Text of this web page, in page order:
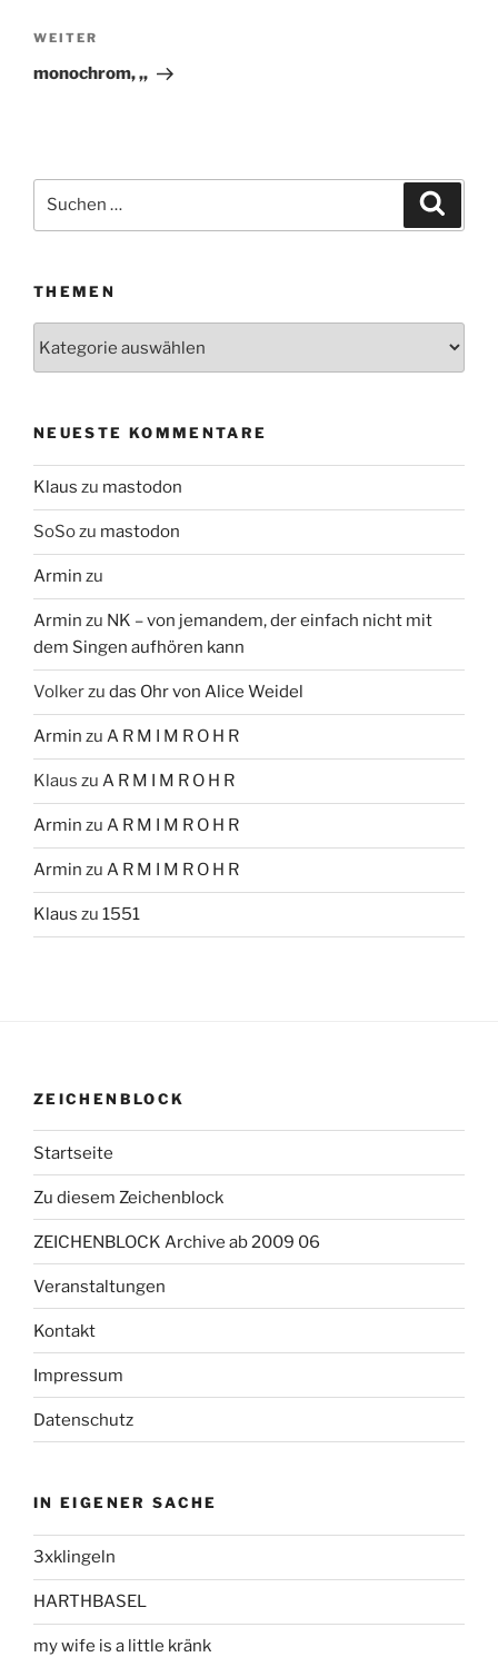
Nächster
Beitrag
WEITER
monochrom, ,,
Suchen
THEMEN
NEUESTE KOMMENTARE
Klaus zu mastodon
SoSozu mastodon
Armin zu
Armin zu NK – von jemandem, der einfach nicht mit
dem Singen aufhören kann
Volkerzu das Ohr von Alice Weidel
Armin zu A R M I M R O H R
Klaus zu A R M I M R O H R
Armin zu A R M I M R O H R
Armin zu A R M I M R O H R
Klaus zu 1551
ZEICHENBLOCK
Startseite
Zu diesem Zeichenblock
ZEICHENBLOCK Archive ab 2009 06
Veranstaltungen
Kontakt
Impressum
Datenschutz
IN EIGENER SACHE
3xklingeln
HARTHBASEL
my wife is a little kränk